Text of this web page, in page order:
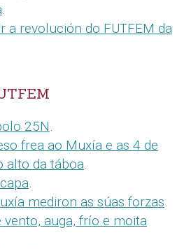
.
a revolución do FUTFEM da
25N.
frea ao Muxía e as 4 de
alto da táboa.
.
mediron as súas forzas.
vento, auga, frío e moita